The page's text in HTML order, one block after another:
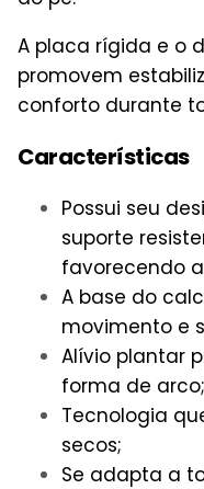
A placa rígida e o
promovem
conforto durante
Características
Possui seu
suporte
favorecendo
A base do
movimento e
Alívio plantar
forma de arco;
Tecnologia
secos;
Se adapta a